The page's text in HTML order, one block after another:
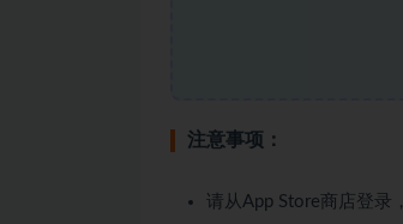
注意事项：
请从App Store商店登录，